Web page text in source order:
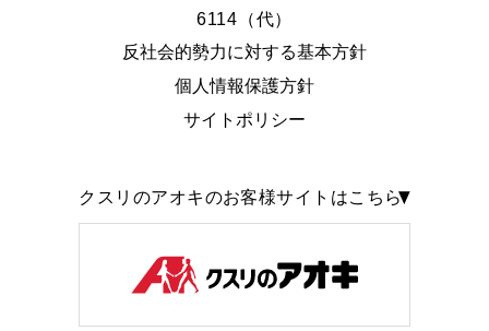
6114（代）
反社会的勢力に対する基本方針
個人情報保護方針
サイトポリシー
クスリのアオキのお客様サイトはこちら